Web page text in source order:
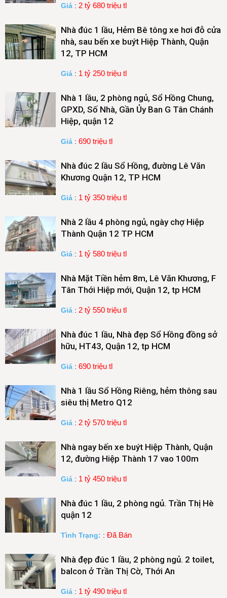
Giá : 2 tỷ 680 triệu tl
Nhà đúc 1 lầu, Hẻm Bê tông xe hơi đỗ cửa
nhà, sau bến xe buýt Hiệp Thành, Quận
12, TP HCM
Giá : 1 tỷ 250 triệu tl
Nhà 1 lầu, 2 phòng ngủ, Sổ Hồng Chung,
GPXD, Số Nhà, Gần Ủy Ban G Tân Chánh
Hiệp, quận 12
Giá : 690 triệu tl
Nhà đúc 2 lầu Sổ Hồng, đường Lê Văn
Khương Quận 12, TP HCM
Giá : 1 tỷ 350 triệu tl
Nhà 2 lầu 4 phòng ngủ, ngày chợ Hiệp
Thành Quận 12 TP HCM
Giá : 1 tỷ 580 triệu tl
Nhà Mặt Tiền hẻm 8m, Lê Văn Khương, F
Tân Thới Hiệp mới, Quận 12, tp HCM
Giá : 2 tỷ 550 triệu tl
Nhà đúc 1 lầu, Nhà đẹp Sổ Hồng đồng sở
hữu, HT43, Quận 12, tp HCM
Giá : 690 triệu tl
Nhà 1 lầu Sổ Hồng Riêng, hẻm thông sau
siêu thị Metro Q12
Giá : 2 tỷ 570 triệu tl
Nhà ngay bến xe buýt Hiệp Thành, Quận
12, đường Hiệp Thành 17 vao 100m
Giá : 1 tỷ 450 triệu tl
Nhà đúc 1 lầu, 2 phòng ngủ. Trần Thị Hè
quận 12
Tình Trạng: : Đã Bán
Nhà đẹp đúc 1 lầu, 2 phòng ngủ. 2 toilet,
balcon ở Trần Thị Cờ, Thới An
Giá : 1 tỷ 490 triệu tl